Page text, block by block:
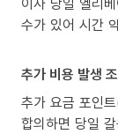
수가 있어 시간
추가 비용 발생
추가 요금 포인
합의하면 당일